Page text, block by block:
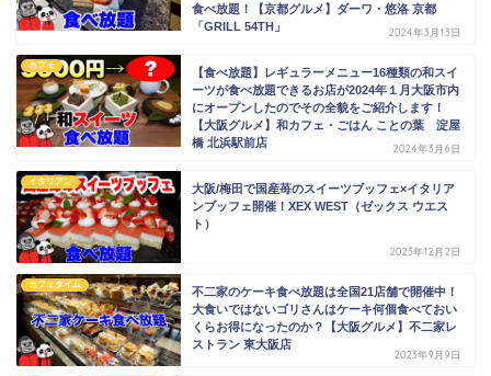
食べ放題！【京都グルメ】ダーワ・悠洛 京都
「GRILL 54TH」
2024年3月13日
カフェ
【食べ放題】レギュラーメニュー16種類の和スイ
ーツが食べ放題できるお店が2024年１月大阪市内
にオープンしたのでその全貌をご紹介します！
【大阪グルメ】和カフェ・ごはん ことの葉 淀屋
橋 北浜駅前店
2024年3月6日
イタリアン
大阪/梅田で国産苺のスイーツブッフェ×イタリア
ンブッフェ開催！XEX WEST（ゼックス ウエス
ト）
2023年12月2日
カフェタイム
不二家のケーキ食べ放題は全国21店舗で開催中！
大食いではないゴリさんはケーキ何個食べておい
くらお得になったのか？【大阪グルメ】不二家レ
ストラン 東大阪店
2023年9月9日